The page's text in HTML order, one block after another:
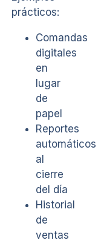
prácticos:
Comandas
digitales
en
lugar
de
papel
Reportes
automáticos
al
cierre
del día
Historial
de
ventas